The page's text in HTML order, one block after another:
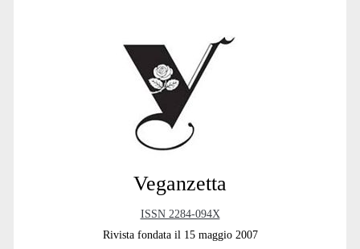
Veganzetta
ISSN 2284-094X
Rivista fondata il 15 maggio 2007